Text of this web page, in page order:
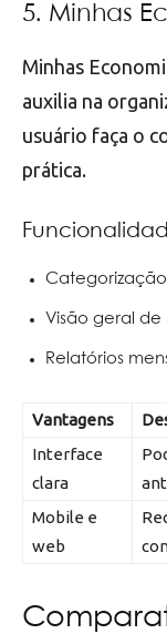
5. Minhas
Minhas
auxilia na
usuário faça o
prática.
Visão geral de
Relatórios
Vantagens
Interface
clara
Mobile e
web